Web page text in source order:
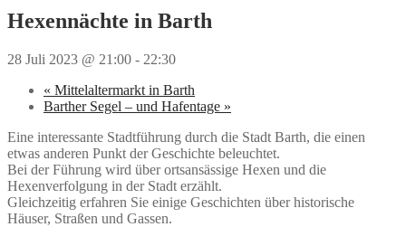
Hexennächte in Barth
28 Juli 2023 @ 21:00 - 22:30
« Mittelaltermarkt in Barth
Barther Segel – und Hafentage »
Eine interessante Stadtführung durch die Stadt Barth, die einen
etwas anderen Punkt der Geschichte beleuchtet.
Bei der Führung wird über ortsansässige Hexen und die
Hexenverfolgung in der Stadt erzählt.
Gleichzeitig erfahren Sie einige Geschichten über historische
Häuser, Straßen und Gassen.